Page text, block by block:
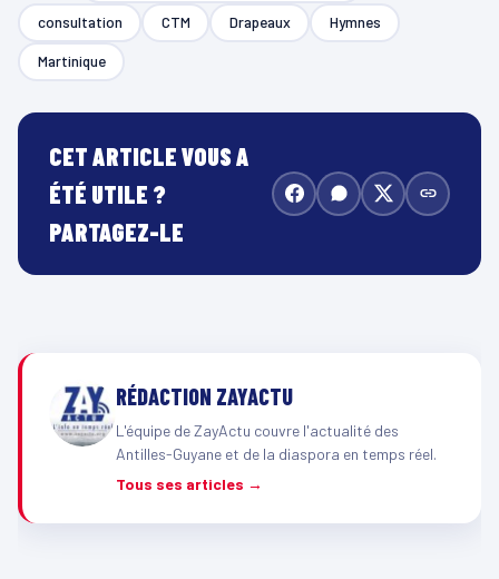
consultation CTM Drapeaux Hymnes
Martinique
CET ARTICLE VOUS A
ÉTÉ UTILE ?
PARTAGEZ-LE
RÉDACTION ZAYACTU
L'équipe de ZayActu couvre l'actualité des
Antilles-Guyane et de la diaspora en temps réel.
Tous ses articles →